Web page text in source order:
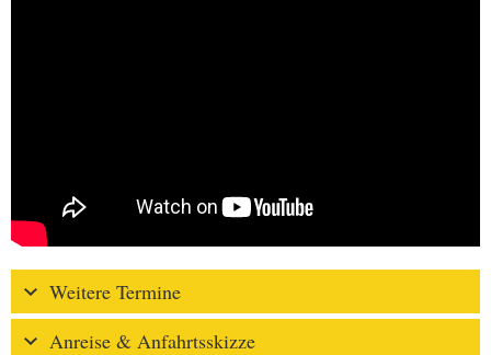
Weitere Termine
Anreise & Anfahrtsskizze